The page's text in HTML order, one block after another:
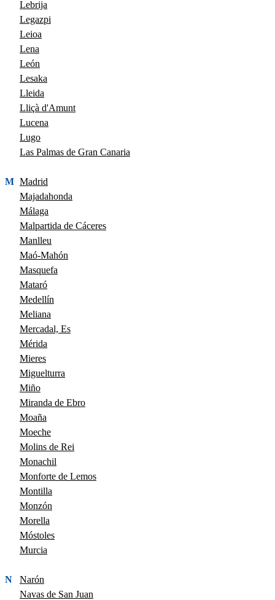
Lebrija
Legazpi
Leioa
Lena
León
Lesaka
Lleida
Lliçà d'Amunt
Lucena
Lugo
Las Palmas de Gran Canaria
M Madrid
Majadahonda
Málaga
Malpartida de Cáceres
Manlleu
Maó-Mahón
Masquefa
Mataró
Medellín
Meliana
Mercadal, Es
Mérida
Mieres
Miguelturra
Miño
Miranda de Ebro
Moaña
Moeche
Molins de Rei
Monachil
Monforte de Lemos
Montilla
Monzón
Morella
Móstoles
Murcia
N
Narón
Navas de San Juan